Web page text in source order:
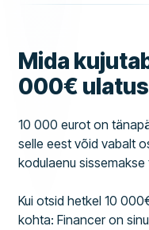
Mida
000€
10 000 eurot on
selle eest võid vabalt
kodulaenu sissemakse
Kui otsid hetkel 10
kohta: Financer on